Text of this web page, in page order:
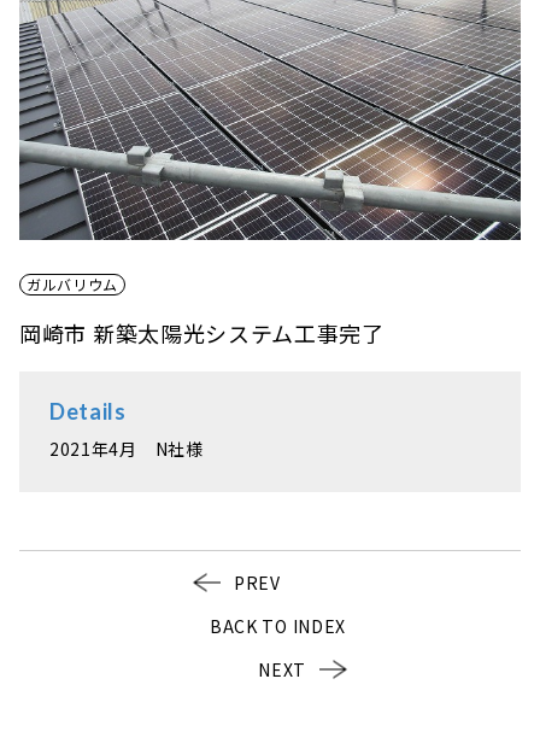
ガルバリウム
岡崎市 新築太陽光システム工事完了
Details
2021年4月 N社様
PREV
BACK TO INDEX
NEXT